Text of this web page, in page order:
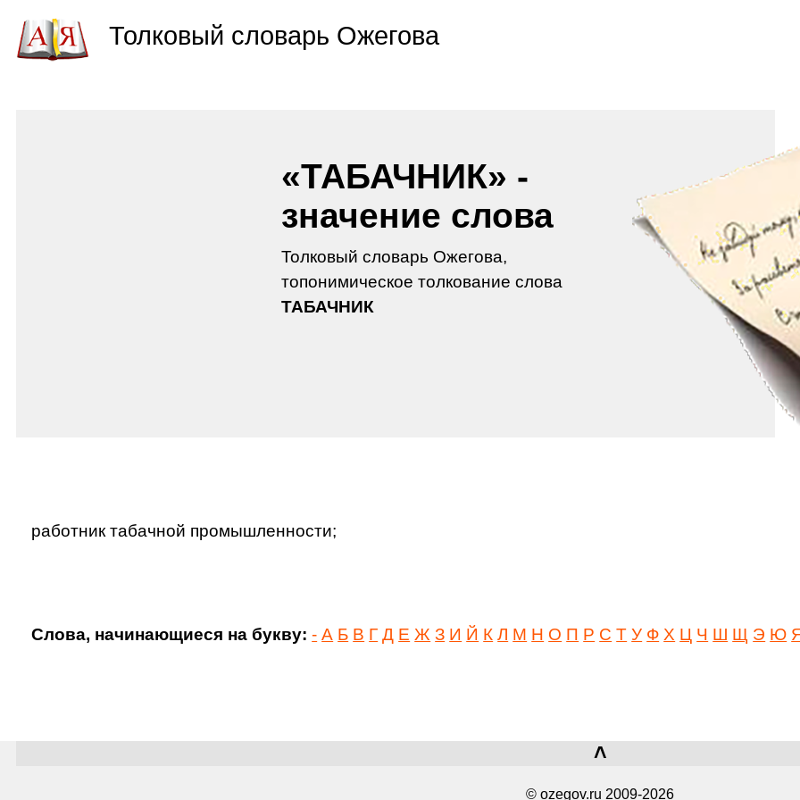
«ТАБАЧНИК» -
значение слова
Толковый словарь Ожегова,
топонимическое толкование слова
ТАБАЧНИК
работник табачной промышленности;
Слова, начинающиеся на букву: - А Б В Г Д Е Ж З И Й К Л М Н О П Р С Т У Ф Х Ц Ч Ш Щ Э Ю
˄
© ozegov.ru 2009-2026
Толковый словарь Ожегова